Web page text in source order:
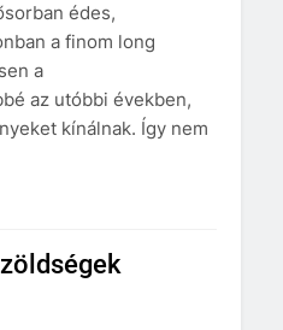
édes,
a finom long
a
az utóbbi években,
kínálnak. Így nem